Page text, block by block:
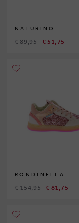
NATURINO
€ 89,95 € 51,75
RONDINELLA
€ 154,95 € 81,75